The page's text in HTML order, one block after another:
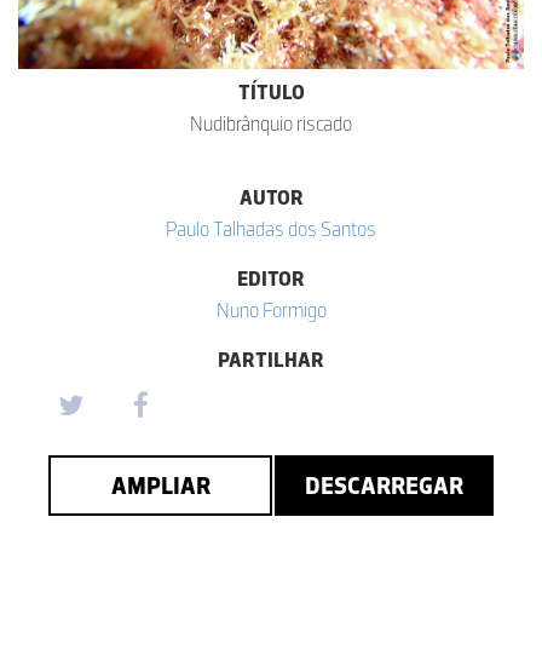
TÍTULO
Nudibrânquio riscado
AUTOR
Paulo Talhadas dos Santos
EDITOR
Nuno Formigo
PARTILHAR
AMPLIAR DESCARREGAR